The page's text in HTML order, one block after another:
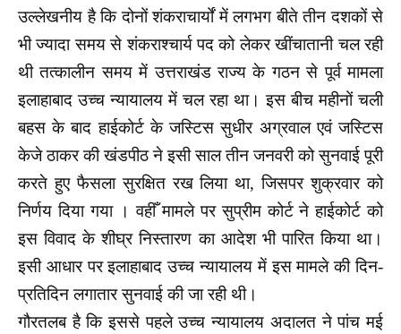
उल्लेखनीय है कि दोनों शंकराचार्यों में लगभग बीते तीन दशकों से
भी ज्यादा समय से शंकराश्चार्य पद को लेकर खींचातानी चल रही
थी तत्कालीन समय में उत्तराखंड राज्य के गठन से पूर्व मामला
इलाहाबाद उच्च न्यायालय में चल रहा था। इस बीच महीनों चली
बहस के बाद हाईकोर्ट के जस्टिस सुधीर अग्रवाल एवं जस्टिस
केजे ठाकर की खंडपीठ ने इसी साल तीन जनवरी को सुनवाई पूरी
करते हुए फैसला सुरक्षित रख लिया था, जिसपर शुक्रवार को
निर्णय दिया गया । वहीँ मामले पर सुप्रीम कोर्ट ने हाईकोर्ट को
इस विवाद के शीघ्र निस्तारण का आदेश भी पारित किया था।
इसी आधार पर इलाहाबाद उच्च न्यायालय में इस मामले की दिन-
प्रतिदिन लगातार सुनवाई की जा रही थी।
गौरतलब है कि इससे पहले उच्च न्यायालय अदालत ने पांच मई